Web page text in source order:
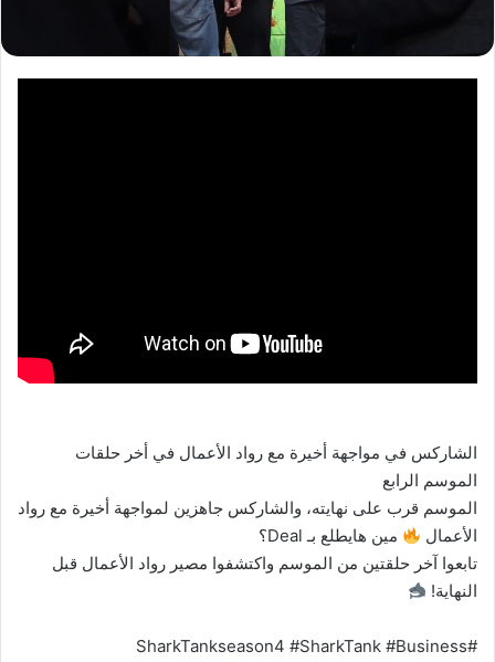
الشاركس في مواجهة أخيرة مع رواد الأعمال في أخر حلقات
الموسم الرابع
الموسم قرب على نهايته، والشاركس جاهزين لمواجهة أخيرة مع رواد
الأعمال
مين هايطلع بـ Deal؟
تابعوا آخر حلقتين من الموسم واكتشفوا مصير رواد الأعمال قبل
النهاية!
#SharkTankseason4 #SharkTank #Business